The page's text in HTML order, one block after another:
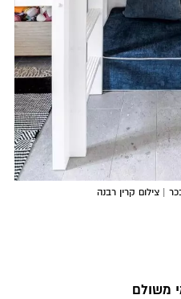
| צילום קרין רבנה
משולם